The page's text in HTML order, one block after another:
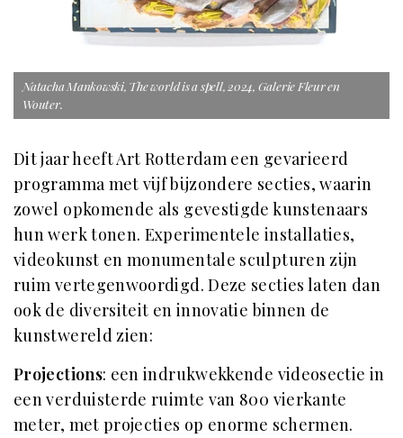
Natacha Mankowski, The world is a spell, 2024, Galerie Fleur en
Wouter.
Dit jaar heeft Art Rotterdam een gevarieerd
programma met vijf bijzondere secties, waarin
zowel opkomende als gevestigde kunstenaars
hun werk tonen. Experimentele installaties,
videokunst en monumentale sculpturen zijn
ruim vertegenwoordigd. Deze secties laten dan
ook de diversiteit en innovatie binnen de
kunstwereld zien:
Projections: een indrukwekkende videosectie in
een verduisterde ruimte van 800 vierkante
meter, met projecties op enorme schermen.